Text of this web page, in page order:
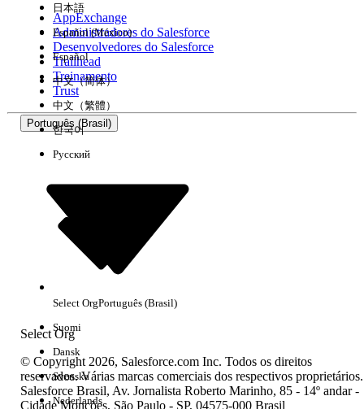
AppExchange
Administradores do Salesforce
Desenvolvedores do Salesforce
Trailhead
Treinamento
Trust
Português (Brasil)
Select Org
日本語
Español (México)
Español
中文（简体）
中文（繁體）
한국어
Русский
Select OrgPortuguês (Brasil)
Suomi
Dansk
Svenska
Nederlands
© Copyright 2026, Salesforce.com Inc. Todos os direitos
reservados. Várias marcas comerciais dos respectivos proprietários.
Salesforce Brasil, Av. Jornalista Roberto Marinho, 85 - 14º andar -
Cidade Monções, São Paulo - SP, 04575-000 Brasil